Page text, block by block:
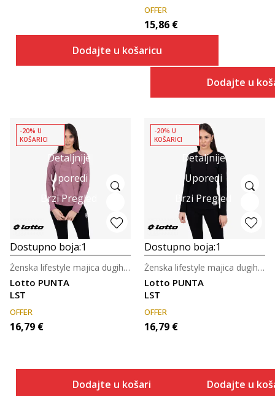
Dodajte u košaricu
OFFER
15,86 €
Dodajte u
Detaljnije
Uporedi
Brzi Pregled
-20% U
KOŠARICI
Dostupno boja:1
Lotto PUNTA
LST
Ženska lifestyle majica dugih rukava
OFFER
16,79 €
Dodajte u košaricu
Detaljnije
Uporedi
Brzi Pregled
-20% U
KOŠARICI
Dostupno boja:1
Lotto PUNTA
LST
Ženska lifestyle majica dugih rukava
OFFER
16,79 €
Dodajte u